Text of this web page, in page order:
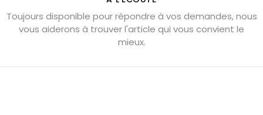
Lapis lazuli : propriétés et précautions
Citrine : propriétés magiques
Aigue-marine : propriétés et couleurs
Toujours disponible pour répondre à vos demandes, nous
vous aiderons à trouver l'article qui vous convient le
mieux.